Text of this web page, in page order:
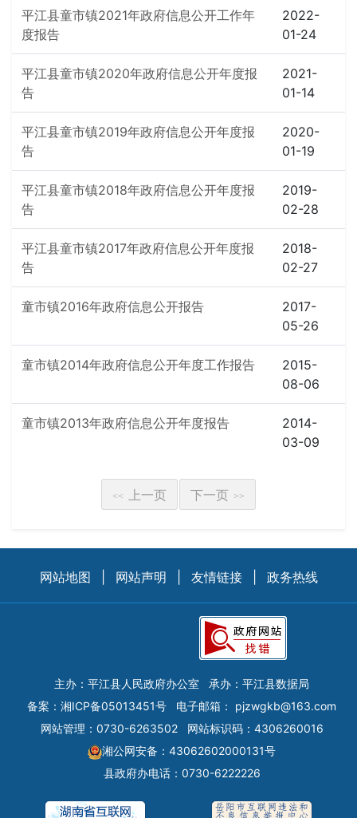
平江县童市镇2021年政府信息公开工作年
度报告
2022-
01-24
平江县童市镇2020年政府信息公开年度报
告
2021-
01-14
平江县童市镇2019年政府信息公开年度报
告
2020-
01-19
平江县童市镇2018年政府信息公开年度报
告
2019-
02-28
平江县童市镇2017年政府信息公开年度报
告
2018-
02-27
童市镇2016年政府信息公开报告
2017-
05-26
童市镇2014年政府信息公开年度工作报告
2015-
08-06
童市镇2013年政府信息公开年度报告
2014-
03-09
<< 上一页 下一页 >>
网站地图 网站声明 友情链接 政务热线
主办：平江县人民政府办公室
承办：平江县数据局
备案： 湘ICP备05013451号 电子邮箱： pjzwgkb@163.com
网站管理：0730-6263502
网站标识码：4306260016
湘公网安备：43062602000131号
县政府办电话：0730-6222226